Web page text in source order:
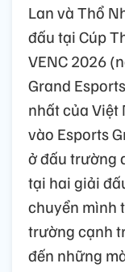
Lan và Thổ
đấu tại Cúp
VENC 2026
Grand
nhất của Việt
vào Esports
ở đấu trường
tại hai giải
chuyển mình
trường cạnh
đến những